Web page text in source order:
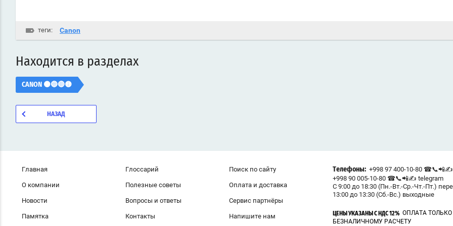
теги: Canon
Находится в разделах
CANON ⚫🔵🔴🟡
НАЗАД
Главная
О компании
Новости
Памятка
Глоссарий
Полезные советы
Вопросы и ответы
Контакты
Поиск по сайту
Оплата и доставка
Сервис партнёры
Напишите нам
Телефоны: +998 97 400-10-80 ☎📞📲✍
+998 90 005-10-80 ☎📞📲✍ telegram
С 9:00 до 18:30 (Пн.-Вт.-Ср.-Чт.-Пт.)
13:00 до 13:30 (Сб.-Вс.) выходные
ЦЕНЫ УКАЗАНЫ С НДС 12% ОПЛАТА
БЕЗНАЛИЧНОМУ РАСЧЕТУ